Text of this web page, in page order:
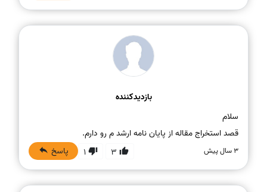
بازدیدکننده
قصد استخراج مقاله از پایان نامه ارشد م رو دارم.
3 سال پیش 3
1 پاسخ